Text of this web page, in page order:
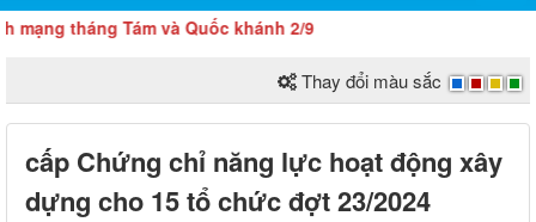
tháng Tám và Quốc khánh 2/9
Thay đổi màu sắc
cấp Chứng chỉ năng lực hoạt động xây
dựng cho 15 tổ chức đợt 23/2024